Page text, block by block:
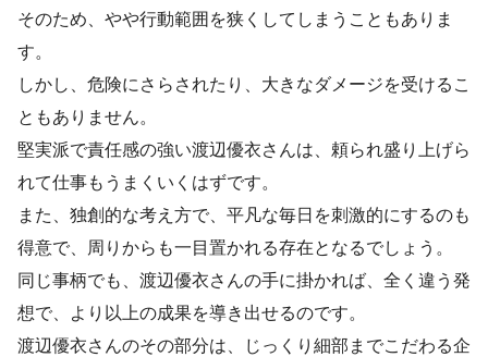
そのため、やや行動範囲を狭くしてしまうこともありま
す。
しかし、危険にさらされたり、大きなダメージを受けるこ
ともありません。
堅実派で責任感の強い渡辺優衣さんは、頼られ盛り上げら
れて仕事もうまくいくはずです。
また、独創的な考え方で、平凡な毎日を刺激的にするのも
得意で、周りからも一目置かれる存在となるでしょう。
同じ事柄でも、渡辺優衣さんの手に掛かれば、全く違う発
想で、より以上の成果を導き出せるのです。
渡辺優衣さんのその部分は、じっくり細部までこだわる企